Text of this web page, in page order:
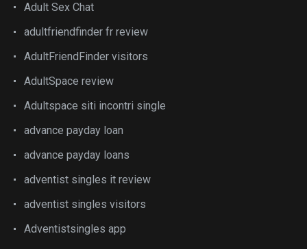
Adult Sex Chat
adultfriendfinder fr review
AdultFriendFinder visitors
AdultSpace review
Adultspace siti incontri single
advance payday loan
advance payday loans
adventist singles it review
adventist singles visitors
Adventistsingles app